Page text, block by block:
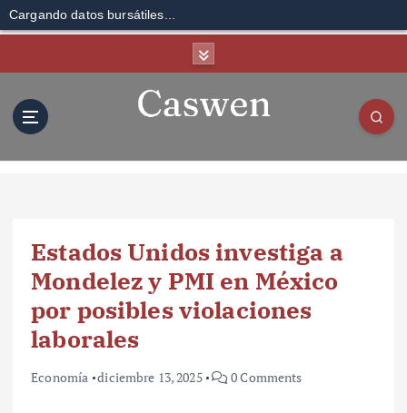
Cargando datos bursátiles...
Estados Unidos investiga a
Mondelez y PMI en México
por posibles violaciones
laborales
Economía diciembre 13, 2025 0 Comments